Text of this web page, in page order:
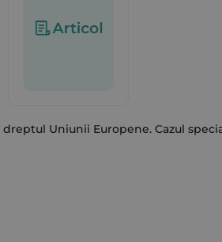
Uniunii Europene. Cazul